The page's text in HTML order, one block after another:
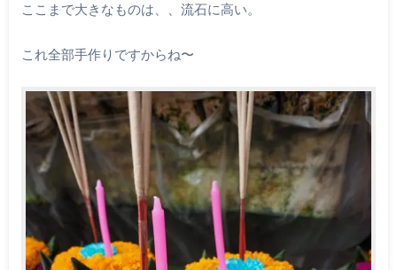
ここまで大きなものは、、流石に高い。
これ全部手作りですからね〜